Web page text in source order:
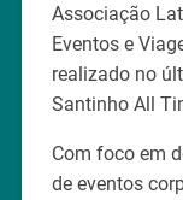
Associação
Eventos e
realizado no
Santinho All
Com foco em
de eventos